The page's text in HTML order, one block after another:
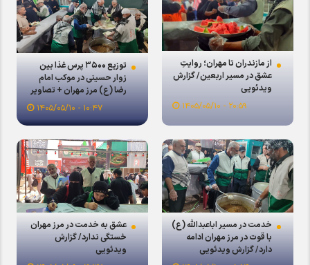
از مازندران تا مهران؛ روایتِ
عشق در مسیر اربعین/ گزارش
ویدئویی
۲۰:۵۹ - ۱۴۰۵/۰۵/۱۰
توزیع ۳۵۰۰ پرس غذا بین
زوار حسینی در موکب امام
رضا (ع) مرز مهران + تصاویر
۱۰:۴۷ - ۱۴۰۵/۰۵/۱۰
خدمت در مسیر اباعبدالله (ع)
با قوت در مرز مهران ادامه
دارد/ گزارش ویدئویی
عشق به خدمت در مرز مهران
خستگی ندارد/ گزارش
ویدئویی